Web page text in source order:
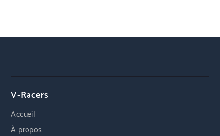
V-Racers
Accueil
À propos